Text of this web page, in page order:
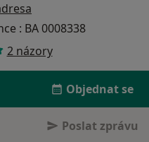
: BA 0008338
2 názory
Objednat se
Poslat zprávu